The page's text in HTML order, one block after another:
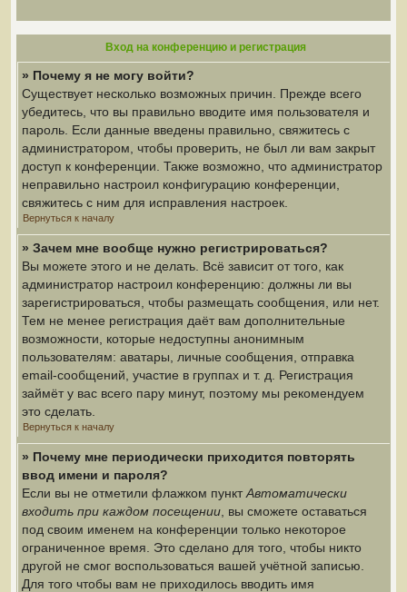
Вход на конференцию и регистрация
» Почему я не могу войти?
Существует несколько возможных причин. Прежде всего
убедитесь, что вы правильно вводите имя пользователя и
пароль. Если данные введены правильно, свяжитесь с
администратором, чтобы проверить, не был ли вам закрыт
доступ к конференции. Также возможно, что администратор
неправильно настроил конфигурацию конференции,
свяжитесь с ним для исправления настроек.
Вернуться к началу
» Зачем мне вообще нужно регистрироваться?
Вы можете этого и не делать. Всё зависит от того, как
администратор настроил конференцию: должны ли вы
зарегистрироваться, чтобы размещать сообщения, или нет.
Тем не менее регистрация даёт вам дополнительные
возможности, которые недоступны анонимным
пользователям: аватары, личные сообщения, отправка
email-сообщений, участие в группах и т. д. Регистрация
займёт у вас всего пару минут, поэтому мы рекомендуем
это сделать.
Вернуться к началу
» Почему мне периодически приходится повторять
ввод имени и пароля?
Если вы не отметили флажком пунктАвтоматически
входить при каждом посещении , вы сможете оставаться
под своим именем на конференции только некоторое
ограниченное время. Это сделано для того, чтобы никто
другой не смог воспользоваться вашей учётной записью.
Для того чтобы вам не приходилось вводить имя